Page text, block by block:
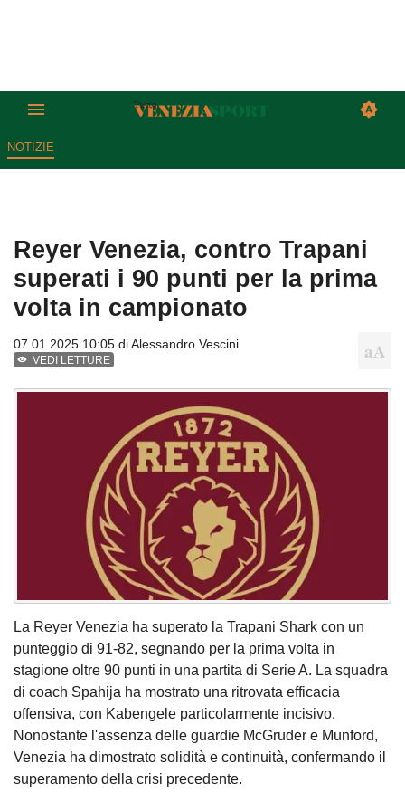
NOTIZIE
Reyer Venezia, contro Trapani
superati i 90 punti per la prima
volta in campionato
07.01.2025 10:05 diAlessandro Vescini
VEDI LETTURE
La Reyer Venezia ha superato la Trapani Shark con un
punteggio di 91-82, segnando per la prima volta in
stagione oltre 90 punti in una partita di Serie A. La squadra
di coach Spahija ha mostrato una ritrovata efficacia
offensiva, con Kabengele particolarmente incisivo.
Nonostante l'assenza delle guardie McGruder e Munford,
Venezia ha dimostrato solidità e continuità, confermando il
superamento della crisi precedente.